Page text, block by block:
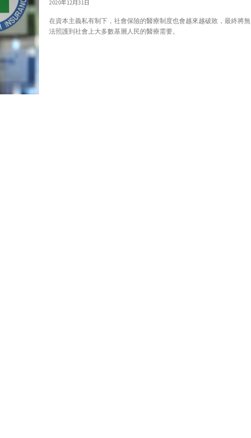
2020年12月31日
在資本主義私有制下，社會保險的醫療制度也會越來越破敗，最終將無
法照護到社會上大多數基層人民的醫療需要。